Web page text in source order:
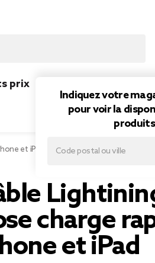
Indiquez votre
pour voir la
produits
prix
et iPad
charge
et iPad